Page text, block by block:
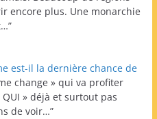
encore plus. Une monarchie
”
est-il la dernière chance de
change » qui va profiter
» déjà et surtout pas
de voir…”